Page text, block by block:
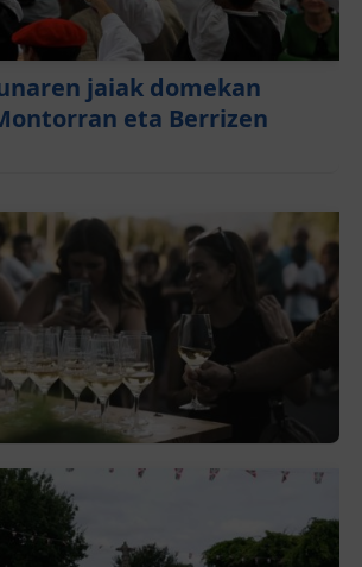
jaiak domekan
eta Berrizen
Bizkaiko Txakolina ‘Mahasti
a Durangaldea en